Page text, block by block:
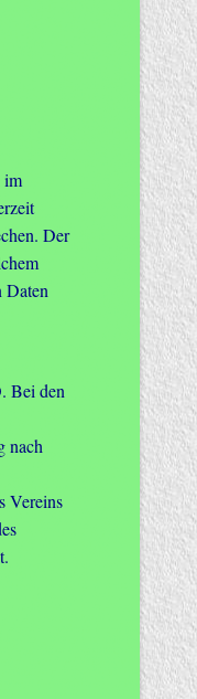
im
Der
Daten
Bei den
nach
Vereins